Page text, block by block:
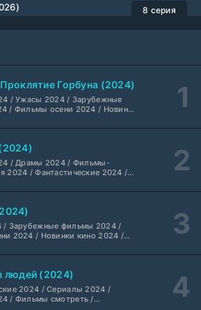
8 серия
5 серия
HDrezka Studio
Dragon Money Studio
Библиотекари: Следующая глава (2026)
2 серия
Горбуна (2024)
/ Ужасы 2024 / Зарубежные
/ Фильмы осени 2024 / Новинки
фильмы / Фильмы
/ Интересные фильмы /
/ Популярные фильмы
/ Драмы 2024 / Фильмы-
2024 / Фантастические 2024 /
в 4K UHD / Американские
/ Зарубежные фильмы 2024 /
2024 / Новинки кино 2024 /
фильмы / Фильмы смотреть /
фильмы / Популярные
людей (2024)
2024 / Сериалы 2024 /
/ Фильмы смотреть /